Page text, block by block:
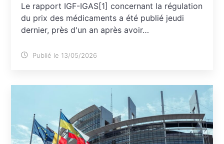
Le rapport IGF-IGAS[1] concernant la régulation
du prix des médicaments a été publié jeudi
dernier, près d'un an après avoir…
Publié le 13/05/2026